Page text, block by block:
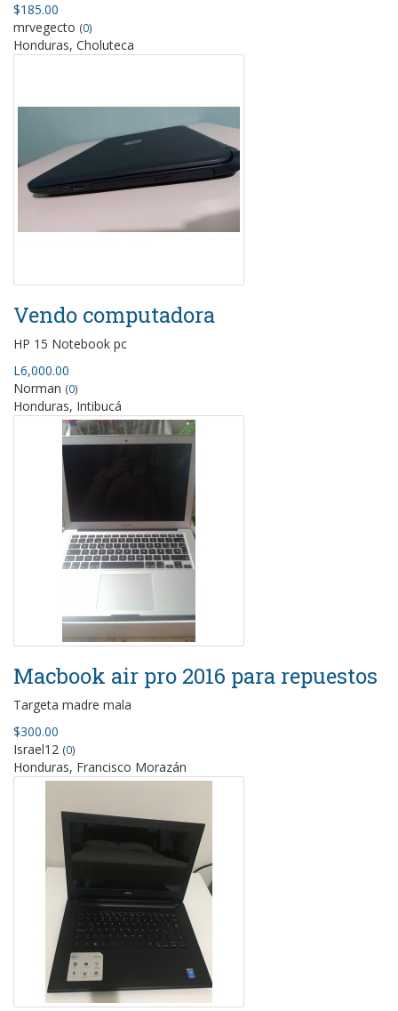
$185.00
mrvegecto (0)
Honduras, Choluteca
Vendo computadora
HP 15 Notebook pc
L6,000.00
Norman (0)
Honduras, Intibucá
Macbook air pro 2016 para repuestos
Targeta madre mala
$300.00
Israel12 (0)
Honduras, Francisco Morazán